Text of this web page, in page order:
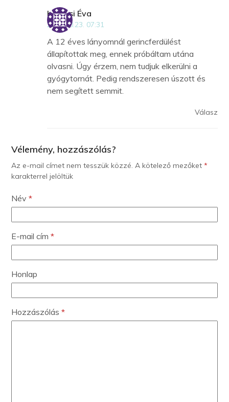
Kolozsi Éva
2018.10.23. 07:31
A 12 éves lányomnál gerincferdülést
állapítottak meg, ennek próbáltam utána
olvasni. Úgy érzem, nem tudjuk elkerülni a
gyógytornát. Pedig rendszeresen úszott és
nem segített semmit.
Válasz
Vélemény, hozzászólás?
Az e-mail címet nem tesszük közzé. A kötelező mezőket*
karakterrel jelöltük
Név*
E-mail cím*
Honlap
Hozzászólás*